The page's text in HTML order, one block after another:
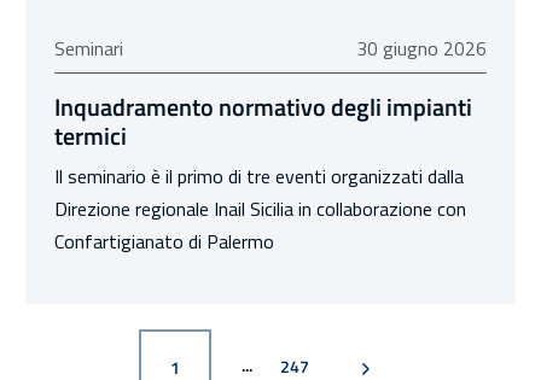
Seminari 30 giugno 2026
30 giugno 2026
Inquadramento normativo degli impianti
termici
Il seminario è il primo di tre eventi organizzati dalla
Direzione regionale Inail Sicilia in collaborazione con
Confartigianato di Palermo
PAGINA
1 PAGINA
247 PAGINA SUCCESSIVA